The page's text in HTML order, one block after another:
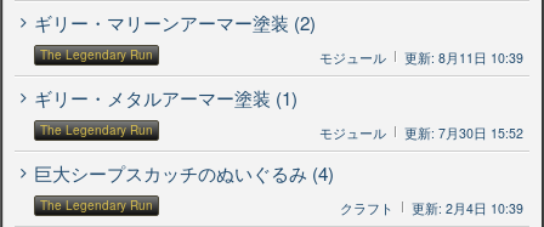
ギリー・マリーンアーマー塗装 (2)
The Legendary Run モジュール 更新: 8月11日 10:39
ギリー・メタルアーマー塗装 (1)
The Legendary Run モジュール 更新: 7月30日 15:52
巨大シープスカッチのぬいぐるみ (4)
The Legendary Run クラフト 更新: 2月4日 10:39